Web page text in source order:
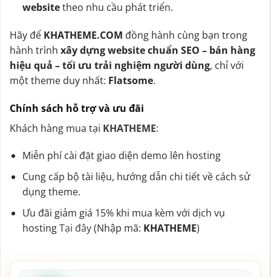
websitetheo nhu cầu phát triển.
Hãy để KHATHEME.COM đồng hành cùng bạn trong
hành trình xây dựng website chuẩn SEO – bán hàng
hiệu quả – tối ưu trải nghiệm người dùng, chỉ với
một theme duy nhất: Flatsome.
Chính sách hỗ trợ và ưu đãi
Khách hàng mua tại KHATHEME:
Miễn phí cài đặt giao diện demo lên hosting
Cung cấp bộ tài liệu, hướng dẫn chi tiết về cách sử
dụng theme.
Ưu đãi giảm giá 15% khi mua kèm với dịch vụ
hostingTại đây(Nhập mã: KHATHEME)